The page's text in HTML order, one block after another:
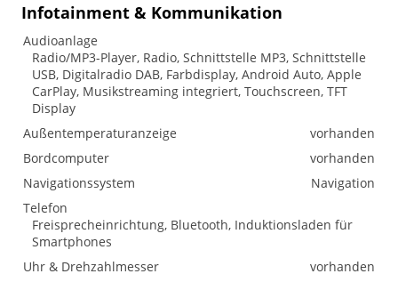
Infotainment & Kommunikation
Audioanlage
Radio/MP3-Player, Radio, Schnittstelle MP3, Schnittstelle
USB, Digitalradio DAB, Farbdisplay, Android Auto, Apple
CarPlay, Musikstreaming integriert, Touchscreen, TFT
Display
Außentemperaturanzeige
vorhanden
Bordcomputer
vorhanden
Navigationssystem
Navigation
Telefon
Freisprecheinrichtung, Bluetooth, Induktionsladen für
Smartphones
Uhr & Drehzahlmesser
vorhanden